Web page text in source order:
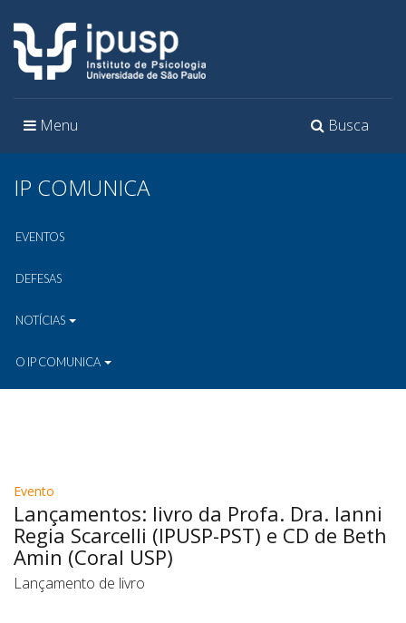
Toggle
Busca
Toggle
Menu
IP COMUNICA
EVENTOS
DEFESAS
NOTÍCIAS
O IP COMUNICA
Evento
Lançamentos: livro da Profa. Dra. Ianni
Regia Scarcelli (IPUSP-PST) e CD de Beth
Amin (Coral USP)
Lançamento de livro